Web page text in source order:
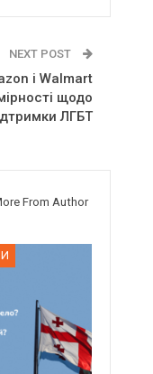
NEXT POST
і Walmart
щодо
ЛГБТ
From Author